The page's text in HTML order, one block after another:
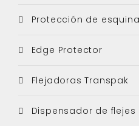
Protección de
Edge Protector
Flejadoras Transpak
Dispensador de flejes